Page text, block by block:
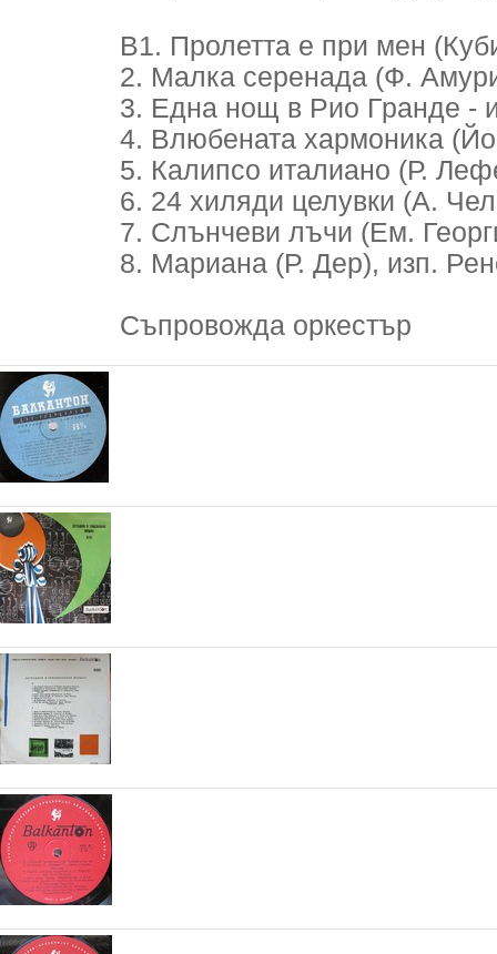
В1. Пролетта е при мен
2. Малка серенада (Ф.
3. Една нощ в Рио Гранде -
4. Влюбената хармоника
5. Калипсо италиано (Р.
6. 24 хиляди целувки (А.
7. Слънчеви лъчи (Ем.
8. Мариана (Р. Дер), изп.
Съпровожда оркестър